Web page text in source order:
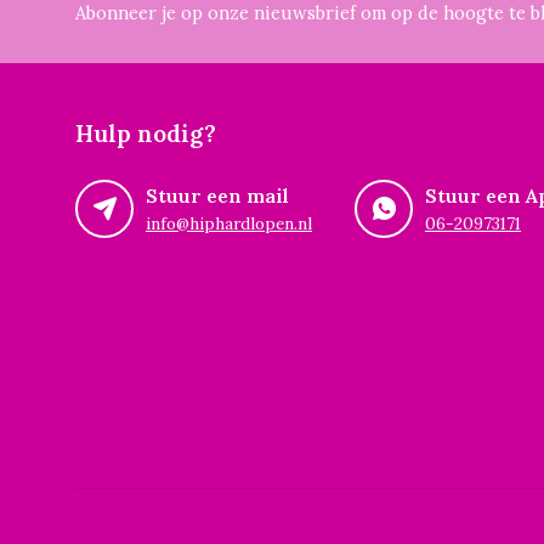
Abonneer je op onze nieuwsbrief om op de hoogte te
Hulp nodig?
Stuur een mail
info@hiphardlopen.nl
Stuur een
06-20973171